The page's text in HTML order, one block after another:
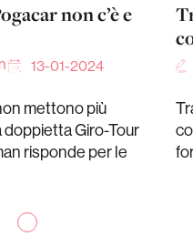
non c’è e
13-01-2024
mettono più
doppietta Giro-Tour
risponde per le